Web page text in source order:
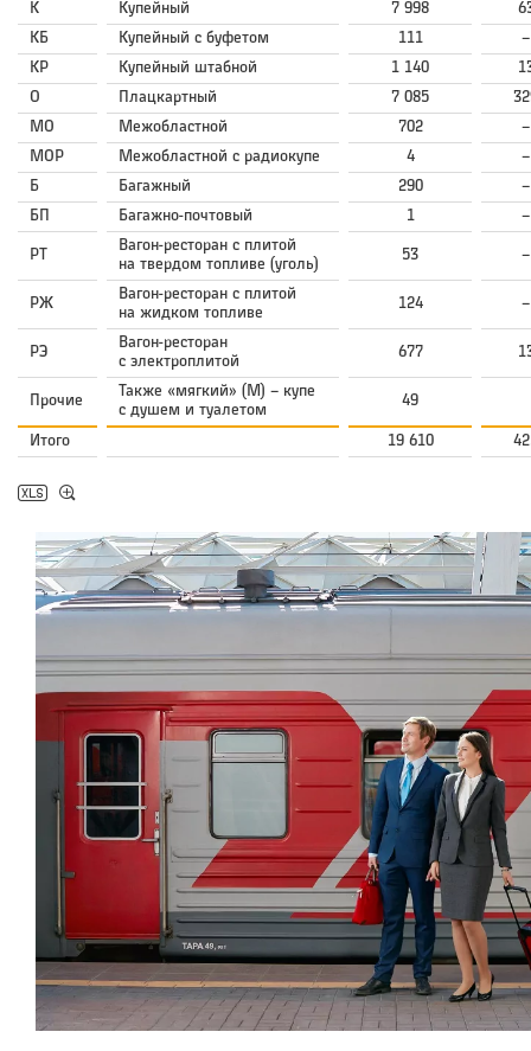
К Купейный 7 998
КБ
Купейный с буфетом 111
–
КР
Купейный штабной 1 140
О
Плацкартный 7 085
МО
Межобластной 702
–
МОР
Межобластной с радиокупе 4
–
Б
Багажный 290
–
БП
Багажно-почтовый 1 –
РТ
Вагон-ресторан с плитой
на твердом топливе (уголь)
53 –
РЖ
Вагон-ресторан с плитой
на жидком топливе
124 –
РЭ
Вагон-ресторан
с электроплитой
677
Прочие
Также «мягкий» (М) – купе
с душем и туалетом
49
Итого 19 610